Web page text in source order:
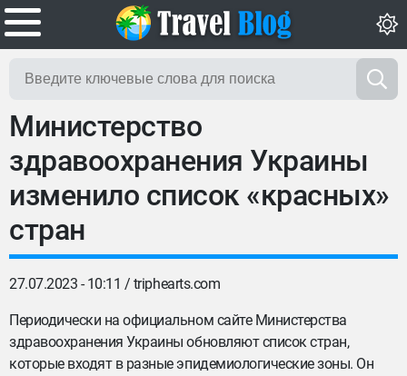
Министерство
здравоохранения Украины
изменило список «красных»
стран
27.07.2023 - 10:11 / triphearts.com
Периодически на официальном сайте Министерства
здравоохранения Украины обновляют список стран,
которые входят в разные эпидемиологические зоны. Он